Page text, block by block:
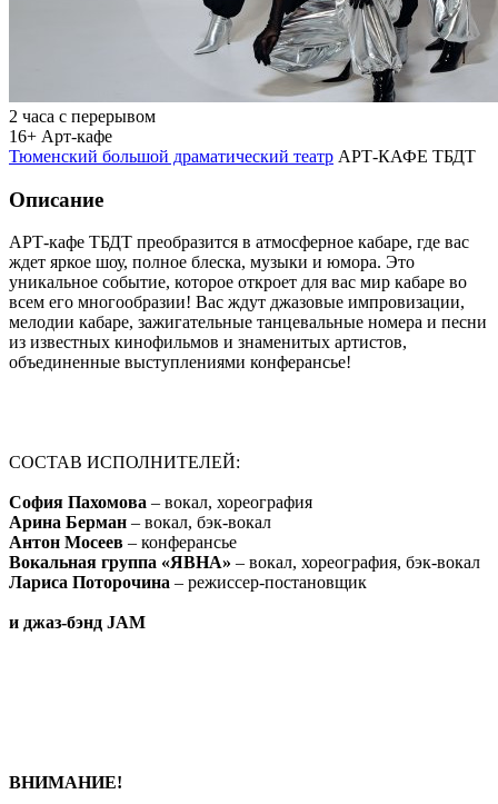
2 часа с перерывом
16+ Арт-кафе
Тюменский большой драматический театр АРТ-КАФЕ ТБДТ
Описание
АРТ-кафе ТБДТ преобразится в атмосферное кабаре, где вас
ждет яркое шоу, полное блеска, музыки и юмора. Это
уникальное событие, которое откроет для вас мир кабаре во
всем его многообразии! Вас ждут джазовые импровизации,
мелодии кабаре, зажигательные танцевальные номера и песни
из известных кинофильмов и знаменитых артистов,
объединенные выступлениями конферансье!
СОСТАВ ИСПОЛНИТЕЛЕЙ:
София Пахомова – вокал, хореография
Арина Берман – вокал, бэк-вокал
Антон Мосеев – конферансье
Вокальная группа «ЯВНА» – вокал, хореография, бэк-вокал
Лариса Поторочина – режиссер-постановщик
и джаз-бэнд JAM
ВНИМАНИЕ!